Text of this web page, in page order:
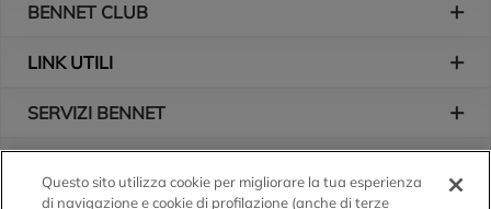
BENNET CLUB
LINK UTILI
SERVIZI BENNET
Questo sito utilizza cookie per migliorare la tua esperienza
di navigazione e cookie di profilazione (anche di terze